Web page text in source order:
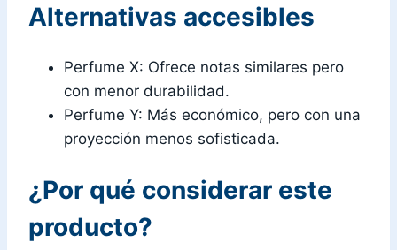
Alternativas accesibles
Perfume X: Ofrece notas similares pero
con menor durabilidad.
Perfume Y: Más económico, pero con una
proyección menos sofisticada.
¿Por qué considerar este
producto?